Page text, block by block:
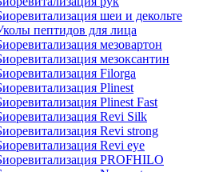
шеи и декольте
пептидов для лица
мезовартон
мезоксантин
Filorga
Plinest
Plinest Fast
Revi Silk
Revi strong
Revi eye
PROFHILO